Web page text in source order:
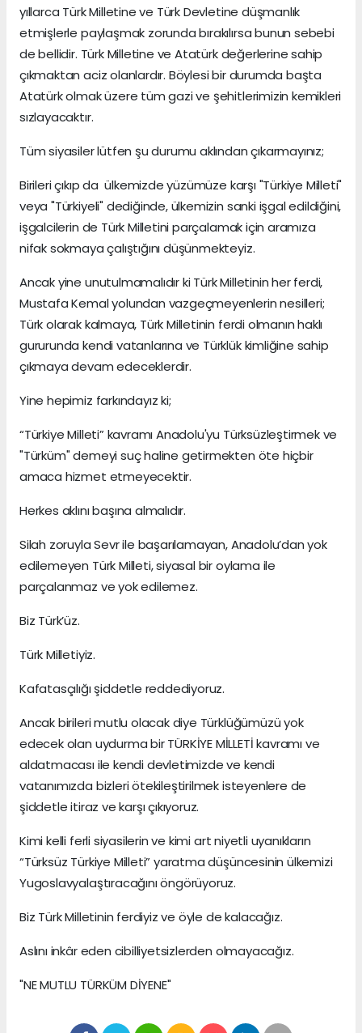
yıllarca Türk Milletine ve Türk Devletine düşmanlık
etmişlerle paylaşmak zorunda bırakılırsa bunun sebebi
de bellidir. Türk Milletine ve Atatürk değerlerine sahip
çıkmaktan aciz olanlardır. Böylesi bir durumda başta
Atatürk olmak üzere tüm gazi ve şehitlerimizin kemikleri
sızlayacaktır.
Tüm siyasiler lütfen şu durumu aklından çıkarmayınız;
Birileri çıkıp da ülkemizde yüzümüze karşı "Türkiye Milleti"
veya "Türkiyeli" dediğinde, ülkemizin sanki işgal edildiğini,
işgalcilerin de Türk Milletini parçalamak için aramıza
nifak sokmaya çalıştığını düşünmekteyiz.
Ancak yine unutulmamalıdır ki Türk Milletinin her ferdi,
Mustafa Kemal yolundan vazgeçmeyenlerin nesilleri;
Türk olarak kalmaya, Türk Milletinin ferdi olmanın haklı
gururunda kendi vatanlarına ve Türklük kimliğine sahip
çıkmaya devam edeceklerdir.
Yine hepimiz farkındayız ki;
“Türkiye Milleti” kavramı Anadolu'yu Türksüzleştirmek ve
"Türküm" demeyi suç haline getirmekten öte hiçbir
amaca hizmet etmeyecektir.
Herkes aklını başına almalıdır.
Silah zoruyla Sevr ile başarılamayan, Anadolu’dan yok
edilemeyen Türk Milleti, siyasal bir oylama ile
parçalanmaz ve yok edilemez.
Biz Türk’üz.
Türk Milletiyiz.
Kafatasçılığı şiddetle reddediyoruz.
Ancak birileri mutlu olacak diye Türklüğümüzü yok
edecek olan uydurma bir TÜRKİYE MİLLETİ kavramı ve
aldatmacası ile kendi devletimizde ve kendi
vatanımızda bizleri ötekileştirilmek isteyenlere de
şiddetle itiraz ve karşı çıkıyoruz.
Kimi kelli ferli siyasilerin ve kimi art niyetli uyanıkların
“Türksüz Türkiye Milleti” yaratma düşüncesinin ülkemizi
Yugoslavyalaştıracağını öngörüyoruz.
Biz Türk Milletinin ferdiyiz ve öyle de kalacağız.
Aslını inkâr eden cibilliyetsizlerden olmayacağız.
"NE MUTLU TÜRKÜM DİYENE"